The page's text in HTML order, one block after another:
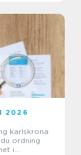
2026
karlskrona
ordning
i